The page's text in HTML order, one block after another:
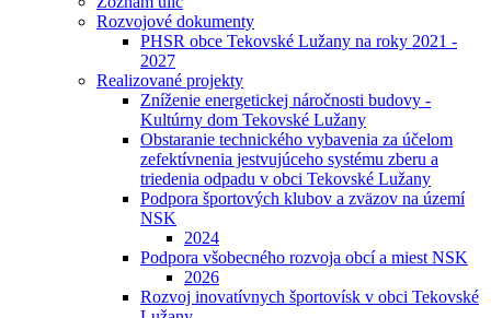
Rozvojové dokumenty
PHSR obce Tekovské Lužany na roky 2021 -
2027
Realizované projekty
Zníženie energetickej náročnosti budovy -
Kultúrny dom Tekovské Lužany
Obstaranie technického vybavenia za účelom
zefektívnenia jestvujúceho systému zberu a
triedenia odpadu v obci Tekovské Lužany
Podpora športových klubov a zväzov na území
NSK
2024
Podpora všobecného rozvoja obcí a miest NSK
2026
Rozvoj inovatívnych športovísk v obci Tekovské